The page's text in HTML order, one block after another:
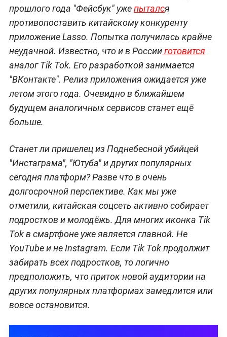
прошлого года "Фейсбук" ужепытался
противопоставить китайскому конкуренту
приложение Lasso. Попытка получилась крайне
неудачной. Известно, что и в Россииготовится
аналог Tik Tok. Его разработкой занимается
"ВКонтакте". Релиз приложения ожидается уже
летом этого года. Очевидно в ближайшем
будущем аналогичных сервисов станет ещё
больше.
Станет ли пришелец из Поднебесной убийцей
"Инстаграма", "Ютуба" и других популярных
сегодня платформ? Разве что в очень
долгосрочной перспективе. Как мы уже
отметили, китайская соцсеть активно собирает
подростков и молодёжь. Для многих иконка Tik
Tok в смартфоне уже является главной. Не
YouTube и не Instagram. Если Tik Tok продолжит
забирать всех подростков, то логично
предположить, что приток новой аудитории на
других популярных платформах замедлится или
вовсе остановится.